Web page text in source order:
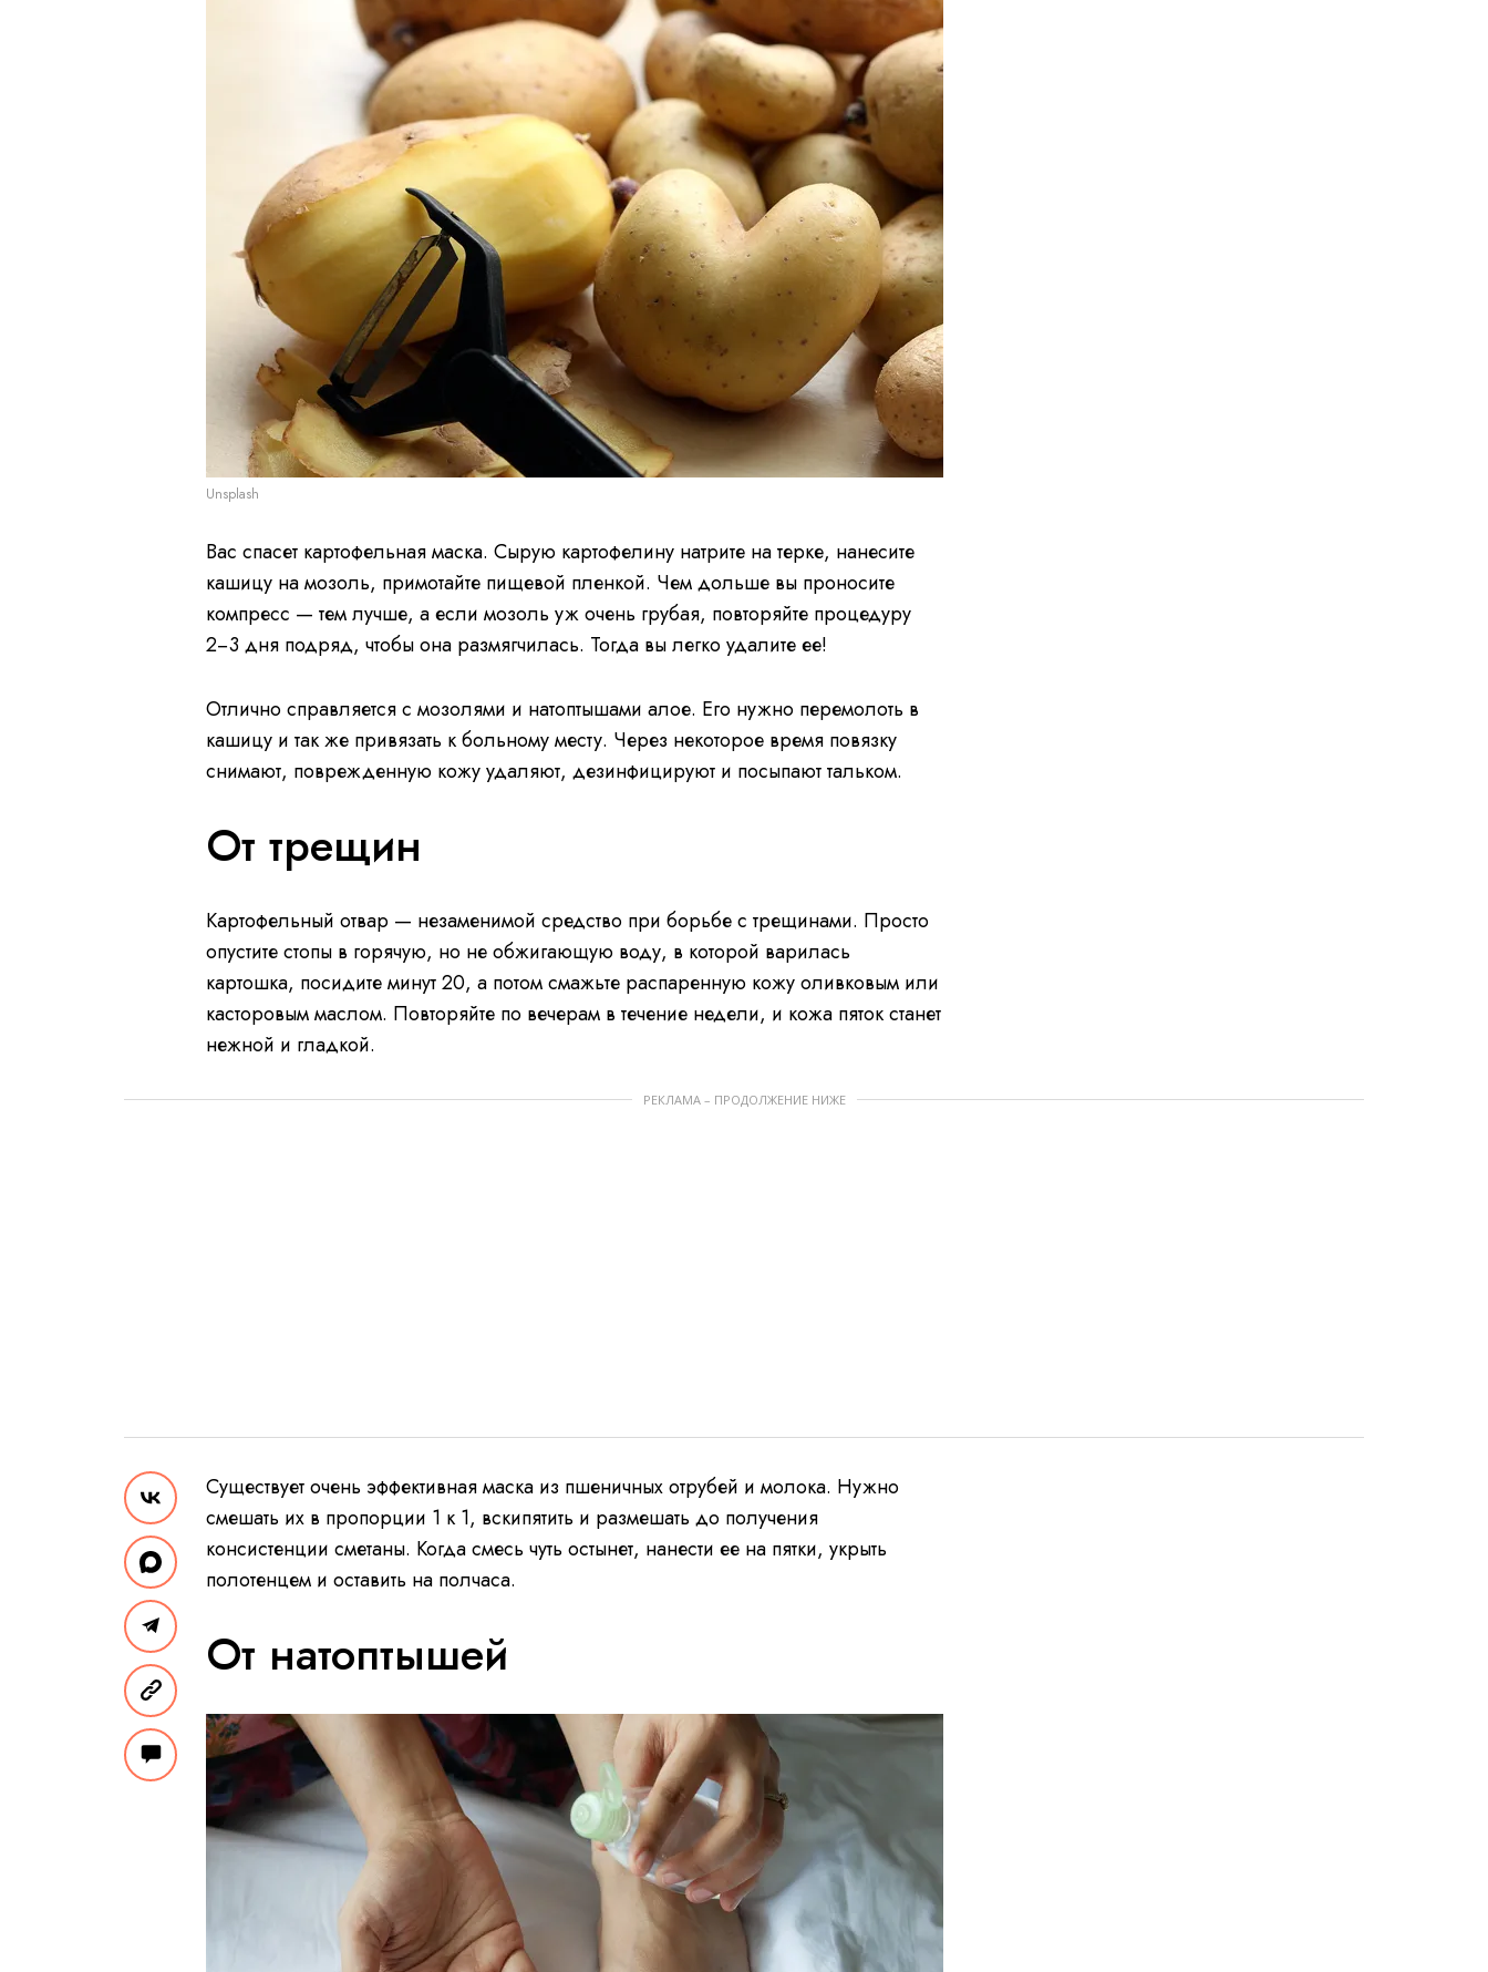
Unsplash
Вас спасет картофельная маска. Сырую картофелину натрите на терке, нанесите
кашицу на мозоль, примотайте пищевой пленкой. Чем дольше вы проносите
компресс — тем лучше, а если мозоль уж очень грубая, повторяйте процедуру
2−3 дня подряд, чтобы она размягчилась. Тогда вы легко удалите ее!
Отлично справляется с мозолями и натоптышами алое. Его нужно перемолоть в
кашицу и так же привязать к больному месту. Через некоторое время повязку
снимают, поврежденную кожу удаляют, дезинфицируют и посыпают тальком.
От трещин
Картофельный отвар — незаменимой средство при борьбе с трещинами. Просто
опустите стопы в горячую, но не обжигающую воду, в которой варилась
картошка, посидите минут 20, а потом смажьте распаренную кожу оливковым или
касторовым маслом. Повторяйте по вечерам в течение недели, и кожа пяток станет
нежной и гладкой.
РЕКЛАМА – ПРОДОЛЖЕНИЕ НИЖЕ
Существует очень эффективная маска из пшеничных отрубей и молока. Нужно
смешать их в пропорции 1 к 1, вскипятить и размешать до получения
консистенции сметаны. Когда смесь чуть остынет, нанести ее на пятки, укрыть
полотенцем и оставить на полчаса.
От натоптышей